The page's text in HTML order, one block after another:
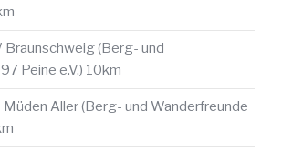
Braunschweig (Berg- und
Peine e.V.) 10km
Müden Aller (Berg- und Wanderfreunde